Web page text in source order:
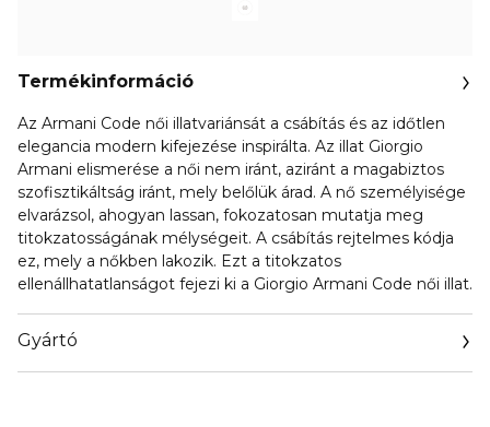
Termékinformáció
Az Armani Code női illatvariánsát a csábítás és az időtlen
elegancia modern kifejezése inspirálta. Az illat Giorgio
Armani elismerése a női nem iránt, aziránt a magabiztos
szofisztikáltság iránt, mely belőlük árad. A nő személyisége
elvarázsol, ahogyan lassan, fokozatosan mutatja meg
titokzatosságának mélységeit. A csábítás rejtelmes kódja
ez, mely a nőkben lakozik. Ezt a titokzatos
ellenállhatatlanságot fejezi ki a Giorgio Armani Code női illat.
Gyártó